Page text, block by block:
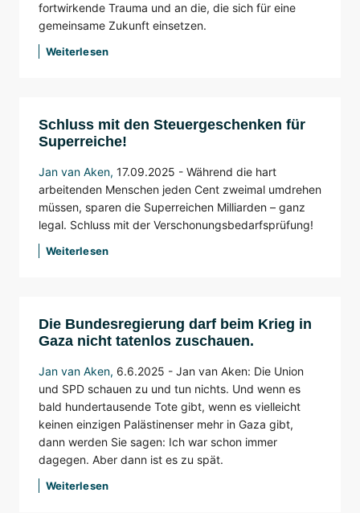
fortwirkende Trauma und an die, die sich für eine
gemeinsame Zukunft einsetzen.
Weiterlesen
Schluss mit den Steuergeschenken für
Superreiche!
Jan van Aken, 17.09.2025 - Während die hart
arbeitenden Menschen jeden Cent zweimal umdrehen
müssen, sparen die Superreichen Milliarden – ganz
legal. Schluss mit der Verschonungsbedarfsprüfung!
Weiterlesen
Die Bundesregierung darf beim Krieg in
Gaza nicht tatenlos zuschauen.
Jan van Aken, 6.6.2025 - Jan van Aken: Die Union
und SPD schauen zu und tun nichts. Und wenn es
bald hundertausende Tote gibt, wenn es vielleicht
keinen einzigen Palästinenser mehr in Gaza gibt,
dann werden Sie sagen: Ich war schon immer
dagegen. Aber dann ist es zu spät.
Weiterlesen